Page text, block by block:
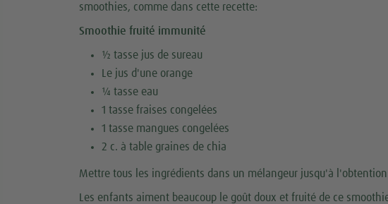
smoothies, comme dans cette recette:
Smoothie fruité immunité
½ tasse jus de sureau
Le jus d'une orange
¼ tasse eau
1 tasse fraises congelées
1 tasse mangues congelées
2 c. à table graines de chia
Mettre tous les ingrédients dans un mélangeur jusqu'à
Les enfants aiment beaucoup le goût doux et fruité de ce